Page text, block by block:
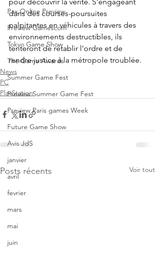
Pax Online Preview
Preview Gamescom
Tokyo Game Show
The Game Awards
Summer Game Fest
Preview Summer Game Fest
Preview Paris games Week
Future Game Show
Avis JdS
janvier
avril
fevrier
mars
mai
juin
dans des courses-poursuites
palpitantes en véhicules à travers des
environnements destructibles, ils
tenteront de rétablir l'ordre et de
rendre justice à la métropole troublée.
News
PC
PlayStation
Posts récents Voir tout